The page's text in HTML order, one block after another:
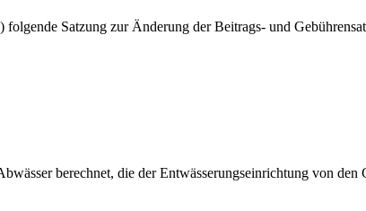
Satzung zur Änderung der Beitrags- und
berechnet, die der Entwässerungseinrichtung von